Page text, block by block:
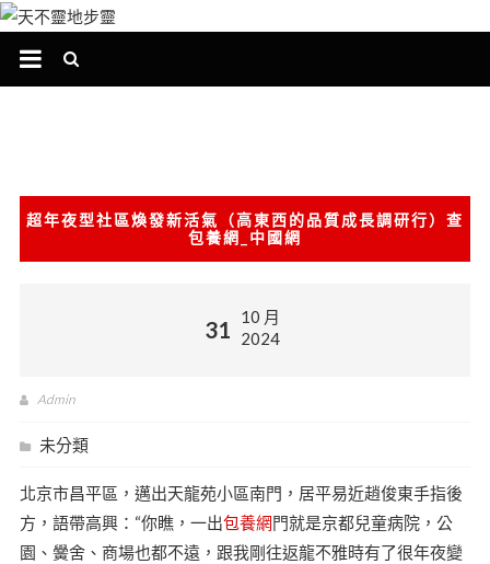
跳
超年夜型社區煥發新活氣（高東西的品質成長調研行）查
包養網_中國網
31
10 月
2024
Admin
未分類
北京市昌平區，邁出天龍苑小區南門，居平易近趙俊東手指後
方，語帶高興：“你瞧，一出包養網門就是京都兒童病院，公
園、黌舍、商場也都不遠，跟我剛往返龍不雅時有了很年夜變